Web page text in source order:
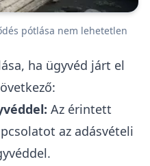
pótlása nem lehetetlen
ha ügyvéd járt el
Az érintett
az adásvételi